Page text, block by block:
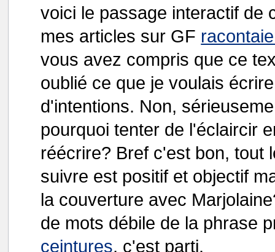
voici le passage interactif de
mes articles sur GF
vous avez compris que ce
oublié ce que je voulais
d'intentions. Non,
pourquoi tenter de l'éclaircir
réécrire? Bref c'est bon, tout
suivre est positif et objectif
la couverture avec
de mots débile de la phrase
ceintures, c'est parti.